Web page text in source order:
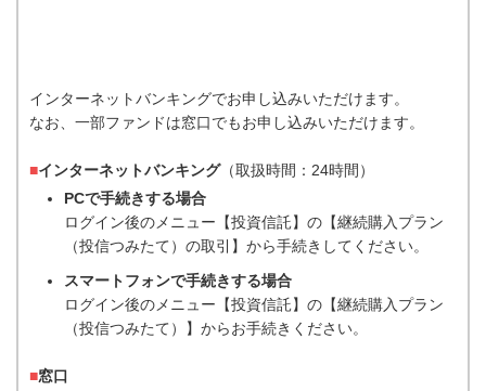
インターネットバンキングでお申し込みいただけます。
なお、一部ファンドは窓口でもお申し込みいただけます。
■インターネットバンキング（取扱時間：24時間）
PCで手続きする場合
ログイン後のメニュー【投資信託】の【継続購入プラン
（投信つみたて）の取引】から手続きしてください。
スマートフォンで手続きする場合
ログイン後のメニュー【投資信託】の【継続購入プラン
（投信つみたて）】からお手続きください。
■窓口